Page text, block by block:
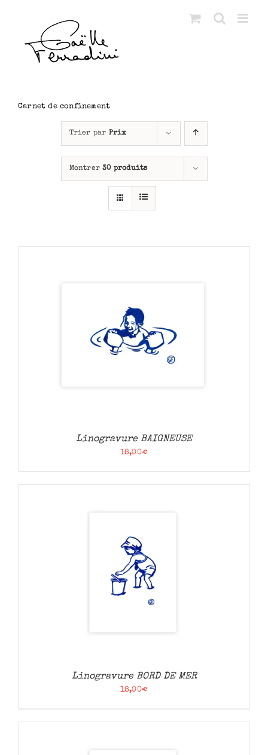
Carnet de confinement
Trier par Prix
Montrer30 produits
Linogravure BAIGNEUSE
18,00€
Linogravure BORD DE MER
18,00€